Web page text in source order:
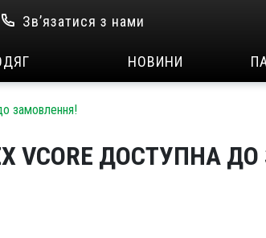
Зв’язатися з нами
НОВИНИ
замовлення!
VCORE ДОСТУПНА